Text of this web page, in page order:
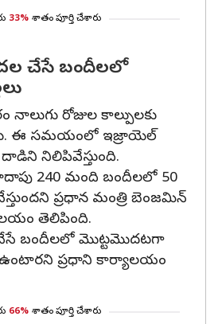
33% శాతం పూర్తి చేశారు
చేసే బందీలలో
నాలుగు రోజుల కాల్పులకు
ఈ సమయంలో ఇజ్రాయెల్
నిలిపివేస్తుంది.
240 మంది బందీలలో 50
ప్రధాన మంత్రి బెంజమిన్
తెలిపింది.
బందీలలో మొట్టమొదటగా
ఉంటారని ప్రధాని కార్యాలయం
66% శాతం పూర్తి చేశారు